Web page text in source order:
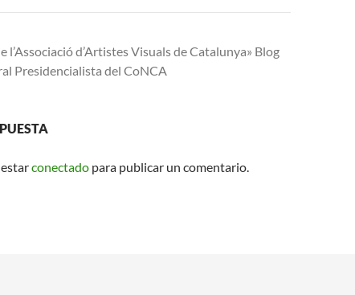
l’Associació d’Artistes Visuals de Catalunya» Blog
Presidencialista del CoNCA
conectado para publicar un comentario.